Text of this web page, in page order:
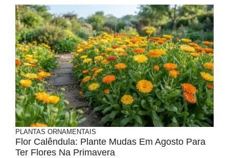
PLANTAS ORNAMENTAIS
Flor Calêndula: Plante Mudas Em Agosto Para
Ter Flores Na Primavera